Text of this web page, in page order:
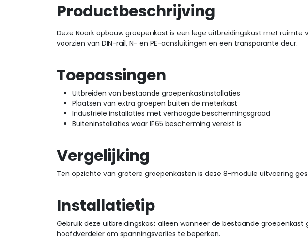
Productbeschrijving
Deze Noark opbouw groepenkast is een lege uitbreidingskast met
voorzien van DIN-rail, N- en PE-aansluitingen en een transparante deur.
Toepassingen
Uitbreiden van bestaande groepenkastinstallaties
Plaatsen van extra groepen buiten de meterkast
Industriële installaties met verhoogde beschermingsgraad
Buiteninstallaties waar IP65 bescherming vereist is
Vergelijking
Ten opzichte van grotere groepenkasten is deze 8-module uitvoering
Installatietip
Gebruik deze uitbreidingskast alleen wanneer de bestaande
hoofdverdeler om spanningsverlies te beperken.